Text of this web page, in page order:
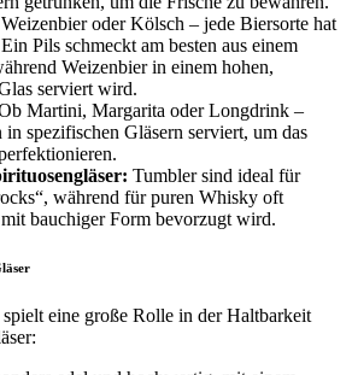
oder Kölsch – jede Biersorte hat
Pils schmeckt am besten aus einem
Weizenbier in einem hohen,
serviert wird.
Martini, Margarita oder Longdrink –
spezifischen Gläsern serviert, um das
Tumbler sind ideal für
während für puren Whisky oft
mit bauchiger Form bevorzugt wird.
eine große Rolle in der Haltbarkeit